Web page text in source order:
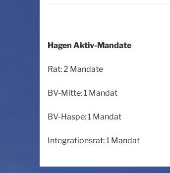
Hagen Aktiv-Mandate
Rat: 2 Mandate
BV-Mitte: 1 Mandat
BV-Haspe: 1 Mandat
Integrationsrat: 1 Mandat